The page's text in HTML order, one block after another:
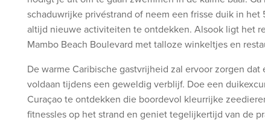
schaduwrijke privéstrand of neem een frisse duik in het
altijd nieuwe activiteiten te ontdekken. Alsook ligt het
Mambo Beach Boulevard met talloze winkeltjes en
De warme Caribische gastvrijheid zal ervoor zorgen
voldaan tijdens een geweldig verblijf. Doe een
Curaçao te ontdekken die boordevol kleurrijke
fitnessles op het strand en geniet tegelijkertijd van de